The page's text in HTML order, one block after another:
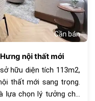
Cần bán
nội thất mới
hữu diện tích 113m2,
thất mới sang trọng.
lựa chọn lý tưởng cho